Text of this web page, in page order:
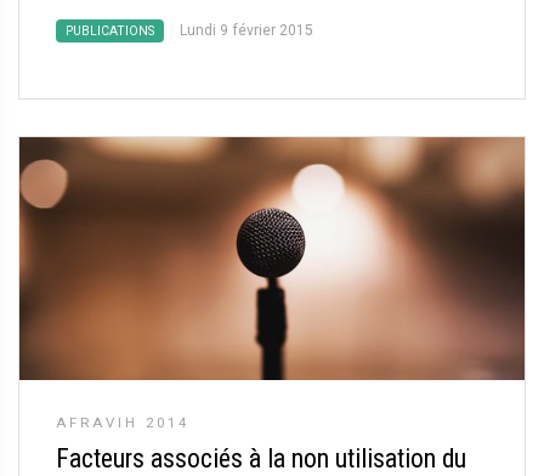
PUBLICATIONS Lundi 9 février 2015
AFRAVIH 2014
Facteurs associés à la non utilisation du